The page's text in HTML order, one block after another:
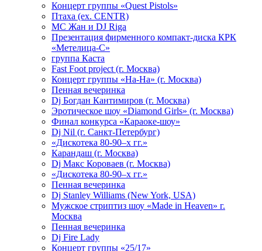
Концерт группы «Quest Pistols»
Птаха (ex. CENTR)
МС Жан и DJ Riga
Презентация фирменного компакт-диска КРК
«Метелица-С»
группа Каста
Fast Foot project (г. Москва)
Концерт группы «На-На» (г. Москва)
Пенная вечеринка
Dj Богдан Кантимиров (г. Москва)
Эротическое шоу «Diamond Girls» (г. Москва)
Финал конкурса «Караоке-шоу»
Dj Nil (г. Санкт-Петербург)
«Дискотека 80-90–х гг.»
Карандаш (г. Москва)
Dj Макс Короваев (г. Москва)
«Дискотека 80-90–х гг.»
Пенная вечеринка
Dj Stanley Williams (New York, USA)
Мужское стриптиз шоу «Made in Heaven» г.
Москва
Пенная вечеринка
Dj Fire Lady
Концерт группы «25/17»